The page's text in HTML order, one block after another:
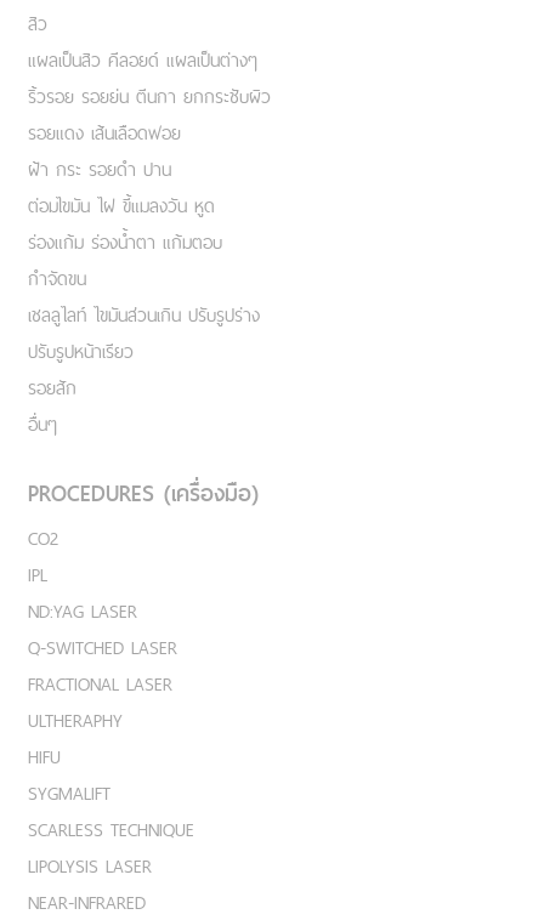
สิว
แผลเป็นสิว คีลอยด์ แผลเป็นต่างๆ
ริ้วรอย รอยย่น ตีนกา ยกกระชับผิว
รอยแดง เส้นเลือดฟอย
ฝ้า กระ รอยดำ ปาน
ต่อมไขมัน ไฝ ขี้แมลงวัน หูด
ร่องแก้ม ร่องน้ำตา แก้มตอบ
กำจัดขน
เชลลูไลท์ ไขมันส่วนเกิน ปรับรูปร่าง
ปรับรูปหน้าเรียว
รอยสัก
อื่นๆ
PROCEDURES (เครื่องมือ)
CO2
IPL
ND:YAG LASER
Q-SWITCHED LASER
FRACTIONAL LASER
ULTHERAPHY
HIFU
SYGMALIFT
SCARLESS TECHNIQUE
LIPOLYSIS LASER
NEAR-INFRARED